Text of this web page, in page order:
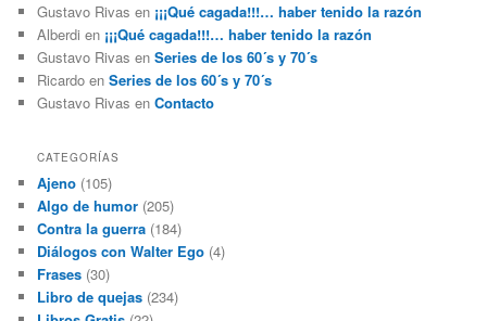
Gustavo Rivas en ¡¡¡Qué cagada!!!… haber tenido la razón
Alberdi en ¡¡¡Qué cagada!!!… haber tenido la razón
Gustavo Rivas enSeries de los 60´s y 70´s
Ricardo enSeries de los 60´s y 70´s
Gustavo Rivas enContacto
CATEGORÍAS
Ajeno (105)
Algo de humor (205)
Contra la guerra (184)
Diálogos con Walter Ego (4)
Frases (30)
Libro de quejas (234)